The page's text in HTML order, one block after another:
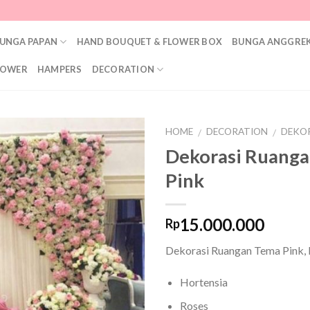
PAPAN HAND BOUQUET & FLOWER BOX BUNGA
HAMPERS DECORATION
Add to
Wishlist
HOME / DECORATION /
Dekorasi
Pink
Rp15.000.000
Dekorasi Ruangan Tema Pink,
Hortensia
Roses